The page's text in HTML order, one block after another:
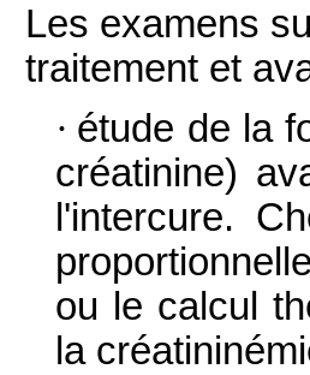
Les examens
traitement et
· étude de la
créatinine)
l'intercure.
ou le calcul
la